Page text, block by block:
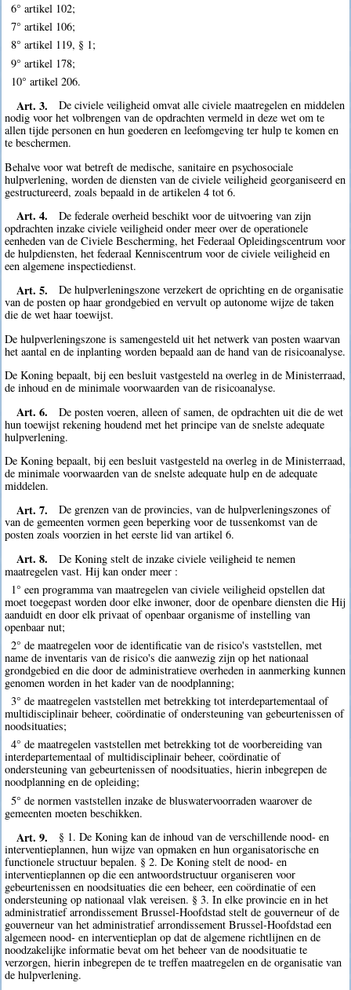
6° artikel 102;
7° artikel 106;
8° artikel 119, § 1;
9° artikel 178;
10° artikel 206.
Art. 3.
De civiele veiligheid omvat alle civiele maatregelen en middelen
nodig voor het volbrengen van de opdrachten vermeld in deze wet om te
allen tijde personen en hun goederen en leefomgeving ter hulp te komen en
te beschermen.
Behalve voor wat betreft de medische, sanitaire en psychosociale
hulpverlening, worden de diensten van de civiele veiligheid georganiseerd en
gestructureerd, zoals bepaald in de artikelen 4 tot 6.
Art. 4.
De federale overheid beschikt voor de uitvoering van zijn
opdrachten inzake civiele veiligheid onder meer over de operationele
eenheden van de Civiele Bescherming, het Federaal Opleidingscentrum voor
de hulpdiensten, het federaal Kenniscentrum voor de civiele veiligheid en
een algemene inspectiedienst.
Art. 5.
De hulpverleningszone verzekert de oprichting en de organisatie
van de posten op haar grondgebied en vervult op autonome wijze de taken
die de wet haar toewijst.
De hulpverleningszone is samengesteld uit het netwerk van posten waarvan
het aantal en de inplanting worden bepaald aan de hand van de risicoanalyse.
De Koning bepaalt, bij een besluit vastgesteld na overleg in de Ministerraad,
de inhoud en de minimale voorwaarden van de risicoanalyse.
Art. 6.
De posten voeren, alleen of samen, de opdrachten uit die de wet
hun toewijst rekening houdend met het principe van de snelste adequate
hulpverlening.
De Koning bepaalt, bij een besluit vastgesteld na overleg in de Ministerraad,
de minimale voorwaarden van de snelste adequate hulp en de adequate
middelen.
Art. 7.
De grenzen van de provincies, van de hulpverleningszones of
van de gemeenten vormen geen beperking voor de tussenkomst van de
posten zoals voorzien in het eerste lid van artikel 6.
Art. 8.
De Koning stelt de inzake civiele veiligheid te nemen
maatregelen vast. Hij kan onder meer :
1° een programma van maatregelen van civiele veiligheid opstellen dat
moet toegepast worden door elke inwoner, door de openbare diensten die Hij
aanduidt en door elk privaat of openbaar organisme of instelling van
openbaar nut;
2° de maatregelen voor de identificatie van de risico's vaststellen, met
name de inventaris van de risico's die aanwezig zijn op het nationaal
grondgebied en die door de administratieve overheden in aanmerking kunnen
genomen worden in het kader van de noodplanning;
3° de maatregelen vaststellen met betrekking tot interdepartementaal of
multidisciplinair beheer, coördinatie of ondersteuning van gebeurtenissen of
noodsituaties;
4° de maatregelen vaststellen met betrekking tot de voorbereiding van
interdepartementaal of multidisciplinair beheer, coördinatie of
ondersteuning van gebeurtenissen of noodsituaties, hierin inbegrepen de
noodplanning en de opleiding;
5° de normen vaststellen inzake de bluswatervoorraden waarover de
gemeenten moeten beschikken.
Art. 9.
§ 1. De Koning kan de inhoud van de verschillende nood- en
interventieplannen, hun wijze van opmaken en hun organisatorische en
functionele structuur bepalen. § 2. De Koning stelt de nood- en
interventieplannen op die een antwoordstructuur organiseren voor
gebeurtenissen en noodsituaties die een beheer, een coördinatie of een
ondersteuning op nationaal vlak vereisen. § 3. In elke provincie en in het
administratief arrondissement Brussel-Hoofdstad stelt de gouverneur of de
gouverneur van het administratief arrondissement Brussel-Hoofdstad een
algemeen nood- en interventieplan op dat de algemene richtlijnen en de
noodzakelijke informatie bevat om het beheer van de noodsituatie te
verzorgen, hierin inbegrepen de te treffen maatregelen en de organisatie van
de hulpverlening.